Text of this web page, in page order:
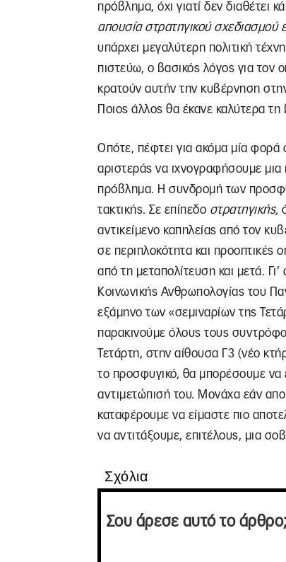
πρόβλημα, όχι γιατί δεν διαθέτει
απουσία στρατηγικού σχεδιασμού
υπάρχει μεγαλύτερη πολιτική
πιστεύω, ο βασικός λόγος για τον
κρατούν αυτήν την κυβέρνηση
Ποιος άλλος θα έκανε καλύτερα
Οπότε, πέφτει για ακόμα μία φορά
αριστεράς να ιχνογραφήσουμε
πρόβλημα. Η συνδρομή των
τακτικής. Σε επίπεδο στρατηγικής,
αντικείμενο καπηλείας από τον
σε περιπλοκότητα και προοπτικές
από τη μεταπολίτευση και μετά.
Κοινωνικής Ανθρωπολογίας του
εξάμηνο των «σεμιναρίων της
παρακινούμε όλους τους
Τετάρτη, στην αίθουσα Γ3 (νέο
το προσφυγικό, θα μπορέσουμε να
αντιμετώπισή του. Μονάχα εάν
καταφέρουμε να είμαστε πιο
να αντιτάξουμε, επιτέλους, μια
Σχόλια
Σου άρεσε αυτό το